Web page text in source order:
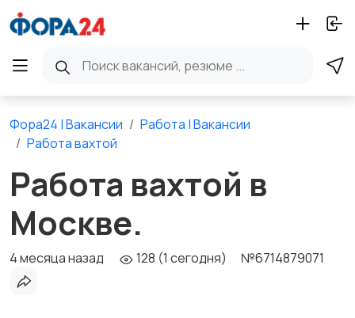
Фора24 | Вакансии
Работа | Вакансии
Работа вахтой
Работа вахтой в
Москве.
4 месяца назад 128 (1 сегодня) №6714879071